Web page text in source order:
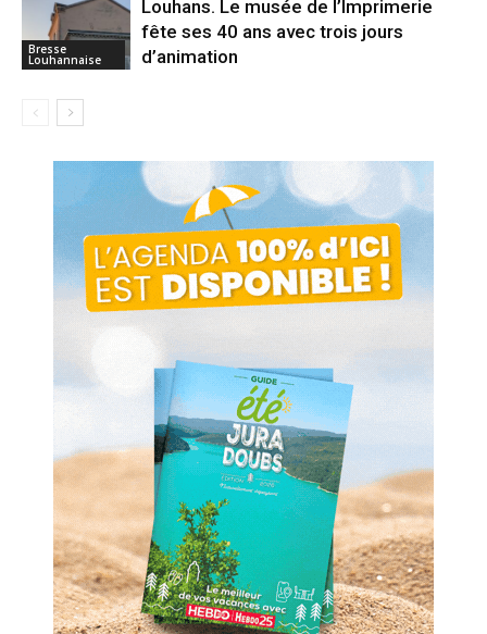
Bresse
Louhannaise
Louhans. Le musée de l’Imprimerie
fête ses 40 ans avec trois jours
d’animation